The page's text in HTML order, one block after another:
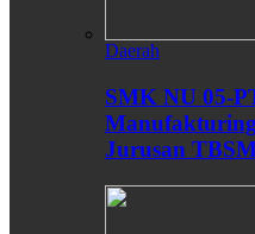
Daerah
SMK NU 05-
Jurusan